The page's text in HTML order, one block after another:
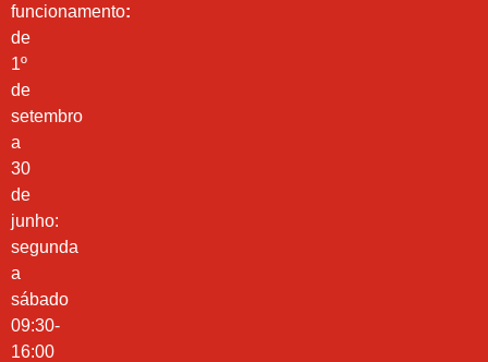
funcionamento:
de
1º
de
setembro
a
30
de
junho:
segunda
a
sábado
09:30-
16:00